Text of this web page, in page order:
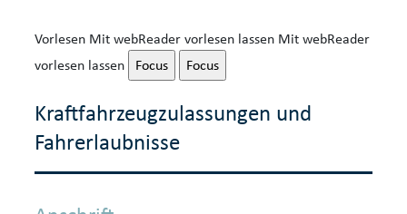
Vorlesen Mit webReader vorlesen lassen Mit webReader
vorlesen lassen
Focus Focus
Kraftfahrzeugzulassungen und
Fahrerlaubnisse